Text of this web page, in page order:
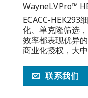
WayneLVPro™
ECACC-HEK293
化、单克隆筛选
效率都表现优异
商业化授权，大
联系我们